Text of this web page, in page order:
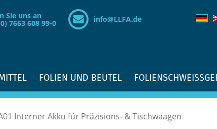
Sie uns an
7663 608 99-0 info@LLFA.de
FOLIEN UND BEUTEL
Interner Akku für Präzisions- & Tischwaagen